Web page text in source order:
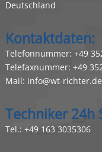
Deutschland
Kontaktdaten:
Telefonnummer: +49
Telefaxnummer: +49
Mail: info@wt-richter.de
Techniker 24h
Tel.: +49 163 3035306